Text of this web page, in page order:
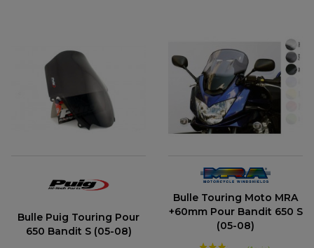
Bulle Puig Touring Pour
650 Bandit S (05-08)
Bulle Touring Moto MRA
+60mm Pour Bandit 650 S
(05-08)